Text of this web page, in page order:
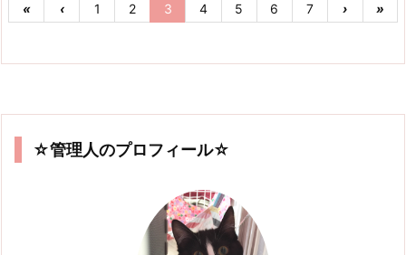
« ‹ 1 2 3 4 5 6 7 › »
☆管理人のプロフィール☆